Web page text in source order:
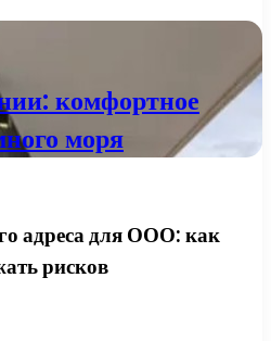
комфортное
моря
адреса для ООО: как
рисков